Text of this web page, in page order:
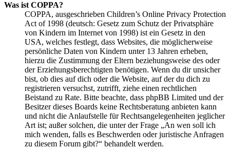
Was ist COPPA?
COPPA, ausgeschrieben Children’s Online Privacy Protection
Act of 1998 (deutsch: Gesetz zum Schutz der Privatsphäre
von Kindern im Internet von 1998) ist ein Gesetz in den
USA, welches festlegt, dass Websites, die möglicherweise
persönliche Daten von Kindern unter 13 Jahren erheben,
hierzu die Zustimmung der Eltern beziehungsweise des oder
der Erziehungsberechtigten benötigen. Wenn du dir unsicher
bist, ob dies auf dich oder die Website, auf der du dich zu
registrieren versuchst, zutrifft, ziehe einen rechtlichen
Beistand zu Rate. Bitte beachte, dass phpBB Limited und der
Besitzer dieses Boards keine Rechtsberatung anbieten kann
und nicht die Anlaufstelle für Rechtsangelegenheiten jeglicher
Art ist; außer solchen, die unter der Frage „An wen soll ich
mich wenden, falls es Beschwerden oder juristische Anfragen
zu diesem Forum gibt?“ behandelt werden.